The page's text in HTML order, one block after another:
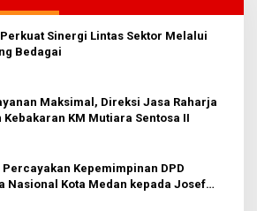
Sinergi Lintas Sektor Melalui
Bedagai
Maksimal, Direksi Jasa Raharja
KM Mutiara Sentosa II
Percayakan Kepemimpinan DPD
Nasional Kota Medan kepada Josef